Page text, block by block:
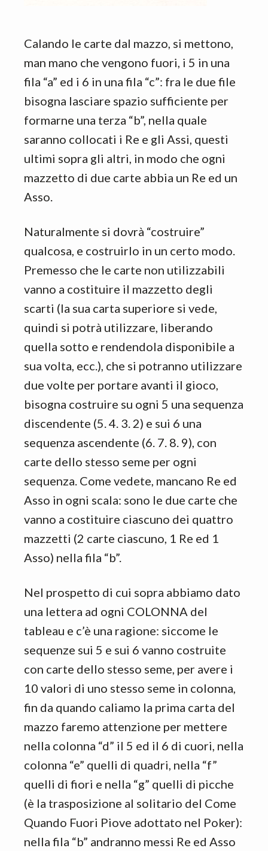
Calando le carte dal mazzo, si mettono,
man mano che vengono fuori, i 5 in una
fila “a” ed i 6 in una fila “c”: fra le due file
bisogna lasciare spazio sufficiente per
formarne una terza “b”, nella quale
saranno collocati i Re e gli Assi, questi
ultimi sopra gli altri, in modo che ogni
mazzetto di due carte abbia un Re ed un
Asso.
Naturalmente si dovrà “costruire”
qualcosa, e costruirlo in un certo modo.
Premesso che le carte non utilizzabili
vanno a costituire il mazzetto degli
scarti (la sua carta superiore si vede,
quindi si potrà utilizzare, liberando
quella sotto e rendendola disponibile a
sua volta, ecc.), che si potranno utilizzare
due volte per portare avanti il gioco,
bisogna costruire su ogni 5 una sequenza
discendente (5. 4. 3. 2) e sui 6 una
sequenza ascendente (6. 7. 8. 9), con
carte dello stesso seme per ogni
sequenza. Come vedete, mancano Re ed
Asso in ogni scala: sono le due carte che
vanno a costituire ciascuno dei quattro
mazzetti (2 carte ciascuno, 1 Re ed 1
Asso) nella fila “b”.
Nel prospetto di cui sopra abbiamo dato
una lettera ad ogni COLONNA del
tableau e c’è una ragione: siccome le
sequenze sui 5 e sui 6 vanno costruite
con carte dello stesso seme, per avere i
10 valori di uno stesso seme in colonna,
fin da quando caliamo la prima carta del
mazzo faremo attenzione per mettere
nella colonna “d” il 5 ed il 6 di cuori, nella
colonna “e” quelli di quadri, nella “f”
quelli di fiori e nella “g” quelli di picche
(è la trasposizione al solitario del Come
Quando Fuori Piove adottato nel Poker):
nella fila “b” andranno messi Re ed Asso